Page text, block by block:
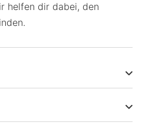
helfen dir dabei, den